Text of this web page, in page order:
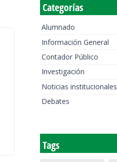
Categorías
Alumnado
Información General
Contador Público
Investigación
Noticias institucionales
Debates
Tags